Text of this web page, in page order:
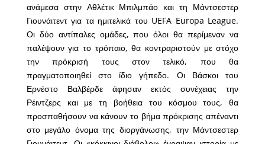
ανάμεσα στην Αθλέτικ Μπιλμπάο και τη Μάντσεστερ
Γιουνάιτεντ για τα ημιτελικά του UEFA Europa League.
Οι δύο αντίπαλες ομάδες, που όλοι θα περίμεναν να
παλέψουν για το τρόπαιο, θα κοντραριστούν με στόχο
την πρόκρισή τους στον τελικό, που θα
πραγματοποιηθεί στο ίδιο γήπεδο. Οι Βάσκοι του
Ερνέστο Βαλβέρδε άφησαν εκτός συνέχειας την
Ρέιντζερς και με τη βοήθεια του κόσμου τους, θα
προσπαθήσουν να κάνουν το βήμα πρόκρισης απέναντι
στο μεγάλο όνομα της διοργάνωσης, την Μάντσεστερ